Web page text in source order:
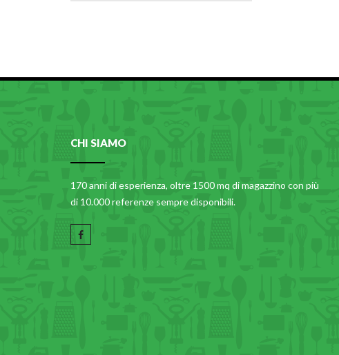
CHI SIAMO
170 anni di esperienza, oltre 1500 mq di magazzino con più
di 10.000 referenze sempre disponibili.